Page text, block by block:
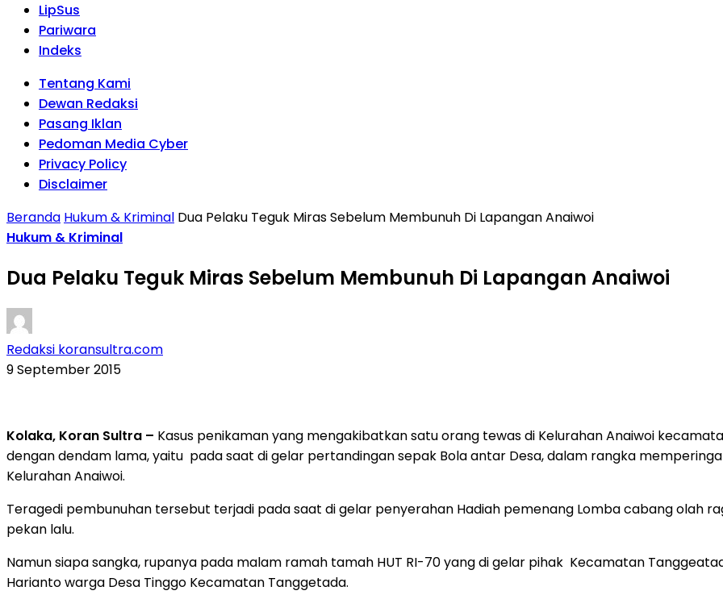
LipSus
Pariwara
Indeks
Tentang Kami
Dewan Redaksi
Pasang Iklan
Pedoman Media Cyber
Privacy Policy
Disclaimer
Beranda Hukum & Kriminal Dua Pelaku Teguk Miras Sebelum Membunuh Di Lapangan Anaiwoi
Hukum & Kriminal
Dua Pelaku Teguk Miras Sebelum Membunuh Di Lapangan Anaiwoi
Redaksi koransultra.com
9 September 2015
Kolaka, Koran Sultra – Kasus penikaman yang mengakibatkan satu orang tewas di Kelurahan Anaiwoi
dengan dendam lama, yaitu pada saat di gelar pertandingan sepak Bola antar Desa, dalam rangka
Kelurahan Anaiwoi.
Teragedi pembunuhan tersebut terjadi pada saat di gelar penyerahan Hadiah pemenang Lomba cabang olah
pekan lalu.
Namun siapa sangka, rupanya pada malam ramah tamah HUT RI-70 yang di gelar pihak Kecamatan
Harianto warga Desa Tinggo Kecamatan Tanggetada.